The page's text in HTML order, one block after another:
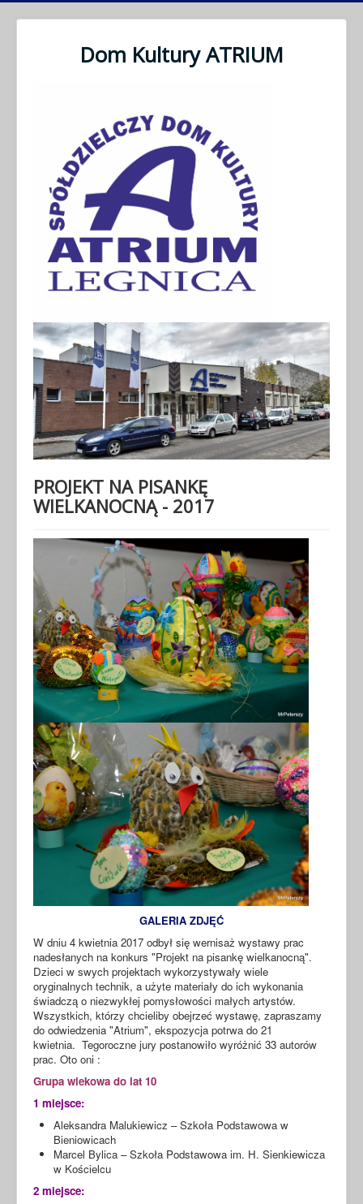
Dom Kultury ATRIUM
PROJEKT NA PISANKĘ
WIELKANOCNĄ - 2017
GALERIA ZDJĘĆ
W dniu 4 kwietnia 2017 odbył się wernisaż wystawy prac
nadesłanych na konkurs "Projekt na pisankę wielkanocną".
Dzieci w swych projektach wykorzystywały wiele
oryginalnych technik, a użyte materiały do ich wykonania
świadczą o niezwykłej pomysłowości małych artystów.
Wszystkich, którzy chcieliby obejrzeć wystawę, zapraszamy
do odwiedzenia "Atrium", ekspozycja potrwa do 21
kwietnia. Tegoroczne jury postanowiło wyróżnić 33 autorów
prac. Oto oni :
Grupa wiekowa do lat 10
1 miejsce:
Aleksandra Malukiewicz – Szkoła Podstawowa w
Bieniowicach
Marcel Bylica – Szkoła Podstawowa im. H. Sienkiewicza
w Kościelcu
2 miejsce: